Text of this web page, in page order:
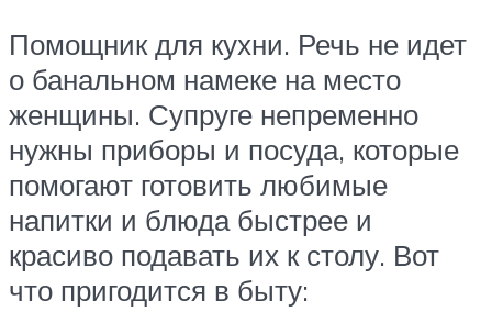
Помощник для кухни. Речь не идет
о банальном намеке на место
женщины. Супруге непременно
нужны приборы и посуда, которые
помогают готовить любимые
напитки и блюда быстрее и
красиво подавать их к столу. Вот
что пригодится в быту: